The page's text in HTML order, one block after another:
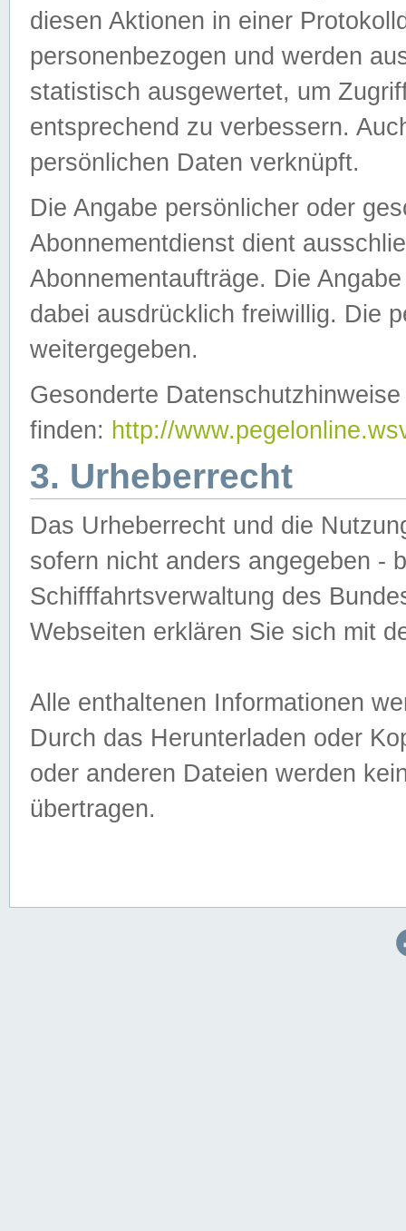
diesen Aktionen in einer
personenbezogen und werden
statistisch ausgewertet, um
entsprechend zu verbessern.
persönlichen Daten verknüpft.
Die Angabe persönlicher oder
Abonnementdienst dient
Abonnementaufträge. Die
dabei ausdrücklich freiwillig. Die
weitergegeben.
Gesonderte
finden: http://
3. Urheberrecht
Das Urheberrecht und die
sofern nicht anders angegeben -
Schifffahrtsverwaltung des
Webseiten erklären Sie sich mit
Alle enthaltenen Informationen
Durch das Herunterladen oder
oder anderen Dateien werden
übertragen.